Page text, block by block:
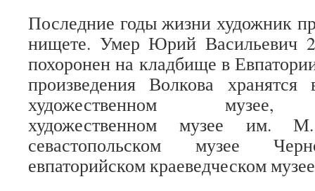
Последние годы жизни художник
нищете. Умер Юрий Васильевич
похоронен на кладбище в
произведения Волкова
художественном музее,
художественном музее им.
севастопольском музее
евпаторийском краеведческом